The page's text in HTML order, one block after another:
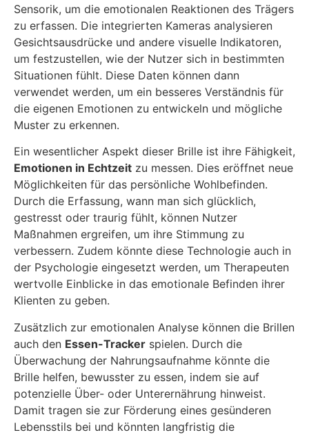
Sensorik, um die emotionalen Reaktionen des Trägers
zu erfassen. Die integrierten Kameras analysieren
Gesichtsausdrücke und andere visuelle Indikatoren,
um festzustellen, wie der Nutzer sich in bestimmten
Situationen fühlt. Diese Daten können dann
verwendet werden, um ein besseres Verständnis für
die eigenen Emotionen zu entwickeln und mögliche
Muster zu erkennen.
Ein wesentlicher Aspekt dieser Brille ist ihre Fähigkeit,
Emotionen in Echtzeit zu messen. Dies eröffnet neue
Möglichkeiten für das persönliche Wohlbefinden.
Durch die Erfassung, wann man sich glücklich,
gestresst oder traurig fühlt, können Nutzer
Maßnahmen ergreifen, um ihre Stimmung zu
verbessern. Zudem könnte diese Technologie auch in
der Psychologie eingesetzt werden, um Therapeuten
wertvolle Einblicke in das emotionale Befinden ihrer
Klienten zu geben.
Zusätzlich zur emotionalen Analyse können die Brillen
auch den Essen-Tracker spielen. Durch die
Überwachung der Nahrungsaufnahme könnte die
Brille helfen, bewusster zu essen, indem sie auf
potenzielle Über- oder Unterernährung hinweist.
Damit tragen sie zur Förderung eines gesünderen
Lebensstils bei und könnten langfristig die